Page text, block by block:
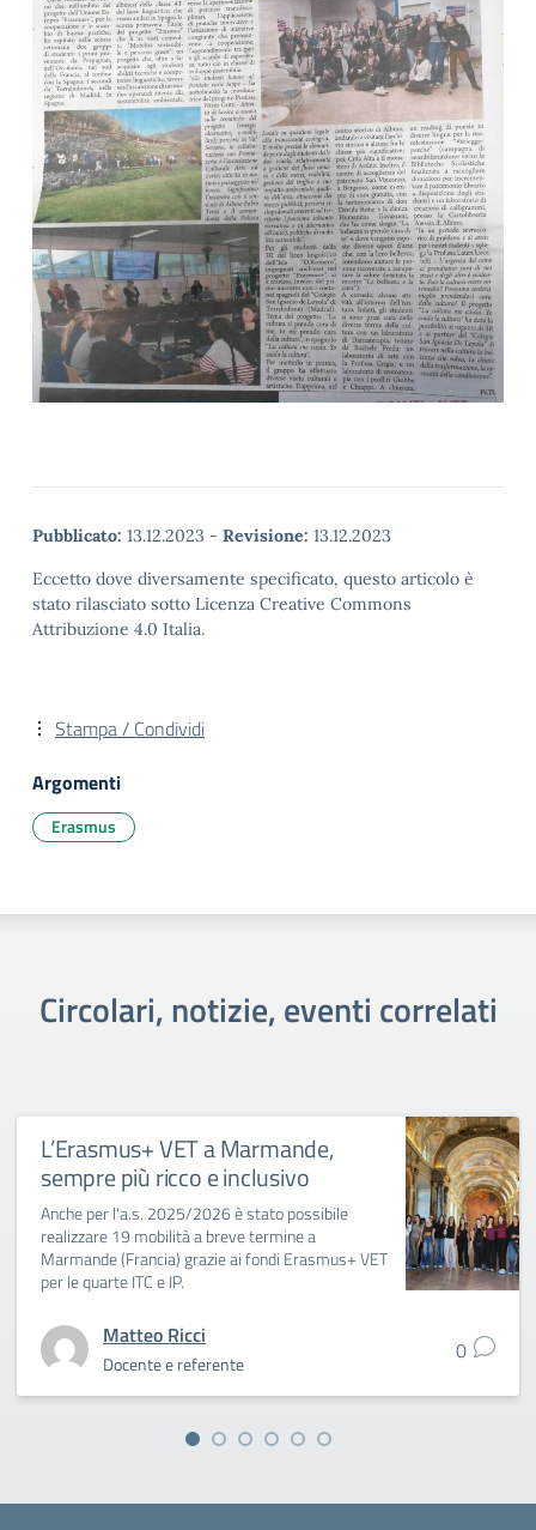
Pubblicato: 13.12.2023 - Revisione: 13.12.2023
Eccetto dove diversamente specificato, questo articolo è
stato rilasciato sotto Licenza Creative Commons
Attribuzione 4.0 Italia.
Stampa / Condividi
Argomenti
Erasmus
Circolari, notizie, eventi correlati
L’Erasmus+ VET a Marmande,
sempre più ricco e inclusivo
Anche per l'a.s. 2025/2026 è stato possibile
realizzare 19 mobilità a breve termine a
Marmande (Francia) grazie ai fondi Erasmus+ VET
per le quarte ITC e IP.
Matteo Ricci
Docente e referente 0